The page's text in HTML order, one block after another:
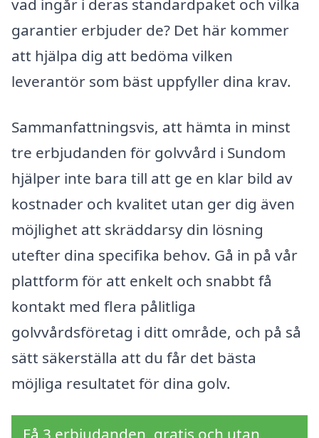
vad ingår i deras standardpaket och vilka
garantier erbjuder de? Det här kommer
att hjälpa dig att bedöma vilken
leverantör som bäst uppfyller dina krav.
Sammanfattningsvis, att hämta in minst
tre erbjudanden för golvvård i Sundom
hjälper inte bara till att ge en klar bild av
kostnader och kvalitet utan ger dig även
möjlighet att skräddarsy din lösning
utefter dina specifika behov. Gå in på vår
plattform för att enkelt och snabbt få
kontakt med flera pålitliga
golvvårdsföretag i ditt område, och på så
sätt säkerställa att du får det bästa
möjliga resultatet för dina golv.
Få 3 erbjudanden, gratis och utan